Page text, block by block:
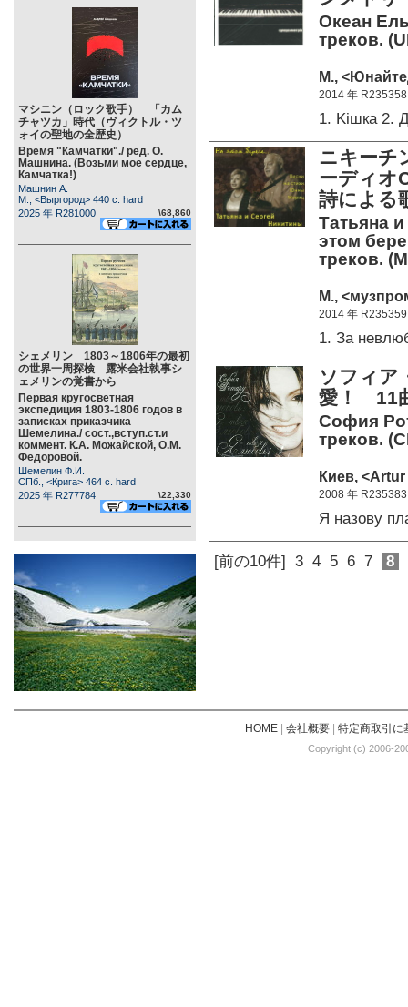
マシニン（ロック歌手） 「カム
チャツカ」時代（ヴィクトル・ツ
ォイの聖地の全歴史）
Время "Камчатки"./ ред. О.
Машнина. (Возьми мое сердце,
Камчатка!)
Машнин А.
М., <Выргород> 440 c. hard
2025 年 R281000
\68,860
シェメリン 1803～1806年の最初
の世界一周探検 露米会社執事シ
ェメリンの覚書から
Первая кругосветная
экспедиция 1803-1806 годов в
записках приказчика
Шемелина./ сост.,вступ.ст.и
коммент. К.А. Можайской, О.М.
Федоровой.
Шемелин Ф.И.
СПб., <Крига> 464 c. hard
2025 年 R277784
\22,330
Океан
треков.
М.,
2014 年 R235358
1. Kiшка 2.
ニキー
ーディ
詩による
Татьяна
этом
треков.
М.,
2014 年 R235359
1. За
ソフィ
愛！ 11
София
треков.
Киев,
2008 年 R235383
Я назову
[前の10件] 3 4 5 6 7 8
HOME| 会社概要| 特定商取引に
Copyright (c) 2006-